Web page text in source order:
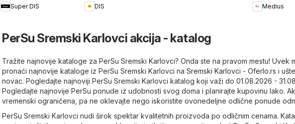
Super DIS
DIS
Medius
PerSu Sremski Karlovci akcija - katalog
Tražite najnovije kataloge za PerSu Sremski Karlovci? Onda ste na pravom mestu! Uvek
pronaći najnovije kataloge iz PerSu Sremski Karlovci na Sremski Karlovci - Oferlo.rs i
novac. Pogledajte najnoviji PerSu Sremski Karlovci katalog koji važi do 01.08.2026 -
Pogledajte najnovije PerSu ponude iz udobnosti svog doma i planirajte kupovinu lako.
vremenski ograničena, pa ne oklevajte nego iskoristite ovonedeljne odlične ponude
PerSu Sremski Karlovci nudi širok spektar kvalitetnih proizvoda po odličnim cenama.